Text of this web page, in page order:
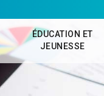
ÉDUCATION ET
JEUNESSE